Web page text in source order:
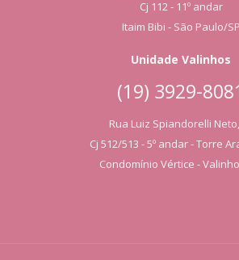
Cj 112 - 11º andar
Itaim Bibi - São Paulo/SP
Unidade Valinhos
(19) 3929-
Rua Luiz Spiandorelli
Cj 512/513 - 5º andar - Torre
Condomínio Vértice -